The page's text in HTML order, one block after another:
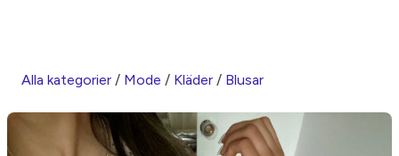
Alla kategorier / Mode / Kläder / Blusar